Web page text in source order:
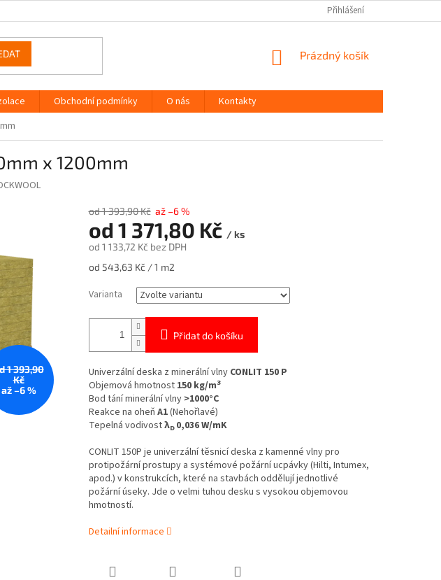
Přihlášení
NÁKUPNÍ
Prázdný košík
Obchodní podmínky O nás
Kontakty
x 1200mm
1 393,90
Kč
až –6 %
od 1 393,90 Kč až –6 %
od 1 371,80 Kč / ks
od 1 133,72 Kčbez DPH
Měrná
od 543,63 Kč / 1 m2
Varianta
Přidat do košíku
Univerzální deska z minerální vlny CONLIT 150 P
Objemová hmotnost 150 kg/m3
Bod tání minerální vlny >1000°C
Reakce na oheň A1(Nehořlavé)
Tepelná vodivostλD 0,036 W/mK
CONLIT 150P je univerzální těsnicí deska z kamenné vlny pro
protipožární prostupy a systémové požární ucpávky (Hilti, Intumex,
apod.) v konstrukcích, které na stavbách oddělují jednotlivé
požární úseky. Jde o velmi tuhou desku s vysokou objemovou
hmotností.
Detailní informace